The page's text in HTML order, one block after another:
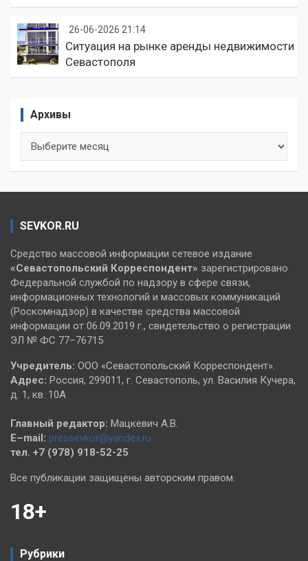
26-06-2026 21:14
Ситуация на рынке аренды недвижимости
Севастополя
Архивы
SEVKOR.RU
Средство массовой информации сетевое издание
«Севастопольский Корреспондент» зарегистрировано
Федеральной службой по надзору в сфере связи,
информационных технологий и массовых коммуникаций
(Роскомнадзор) в качестве средства массовой
информации от 06.09.2019 г., свидетельство о регистрации
ЭЛ № ФС 77–76715
Учредитель: ООО «Севастопольский Корреспондент».
Адрес: Россия, 299011, г. Севастополь, ул. Василия Кучера,
д. 1, кв. 10А
Главный редактор: Мацкевич А.В.
E–mail: pressevkor@yandex.ru
тел. +7 (978) 918-52-25
Все публикации защищены авторским правом.
18+
Рубрики